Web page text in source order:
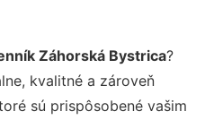
Záhorská Bystrica?
kvalitné a zároveň
sú prispôsobené vašim